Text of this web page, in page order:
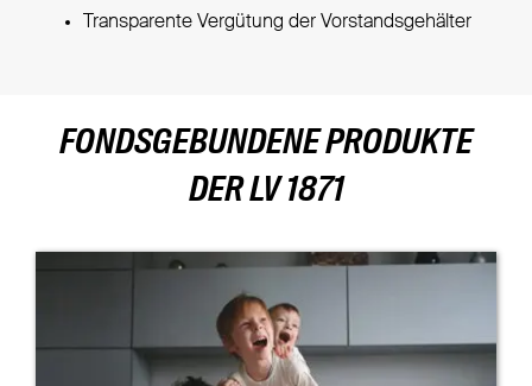
Transparente Vergütung der Vorstandsgehälter
FONDSGEBUNDENE PRODUKTE
DER LV 1871